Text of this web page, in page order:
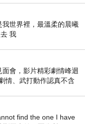
我世界裡，最溫柔的晨曦
我
會，影片精彩劇情峰迴
情、武打動作認真不含
find the one I have